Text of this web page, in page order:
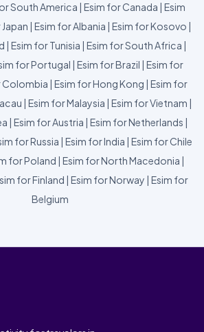
South America | Esim for Canada | Esim
| Esim for Albania | Esim for Kosovo |
| Esim for Tunisia | Esim for South Africa |
for Portugal | Esim for Brazil | Esim for
Colombia | Esim for Hong Kong | Esim for
| Esim for Malaysia | Esim for Vietnam |
| Esim for Austria | Esim for Netherlands |
for Russia | Esim for India | Esim for Chile
for Poland | Esim for North Macedonia |
for Finland | Esim for Norway | Esim for
Belgium